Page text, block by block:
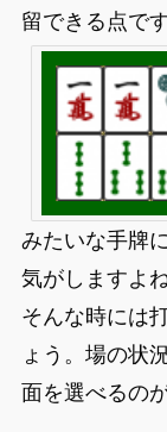
留できる点です
みたいな手牌
気がしますよ
そんな時には
ょう。場の状
面を選べるの